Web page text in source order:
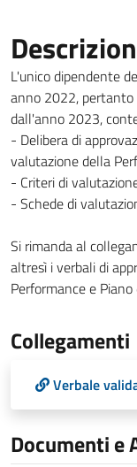
L'unico dipendente
anno 2022,
dall'anno 2023,
- Delibera di
valutazione della
- Criteri di
- Schede di
Si rimanda al
altresì i verbali di
Performance e
Collegamenti
Verbale
Documenti e